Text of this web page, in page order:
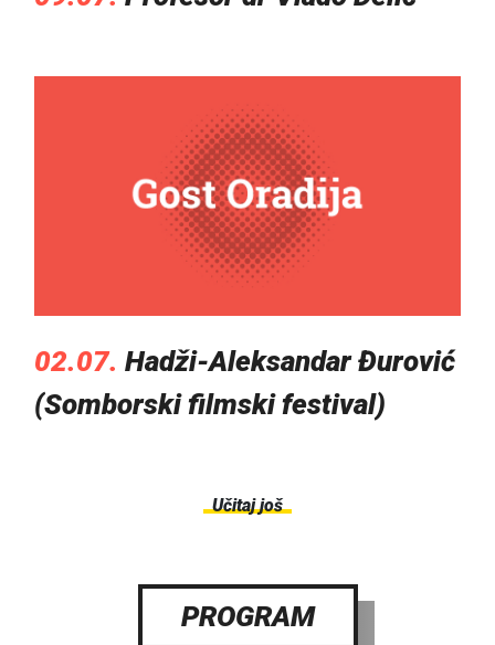
02.07. Hadži-Aleksandar Đurović
(Somborski filmski festival)
Učitaj još
PROGRAM